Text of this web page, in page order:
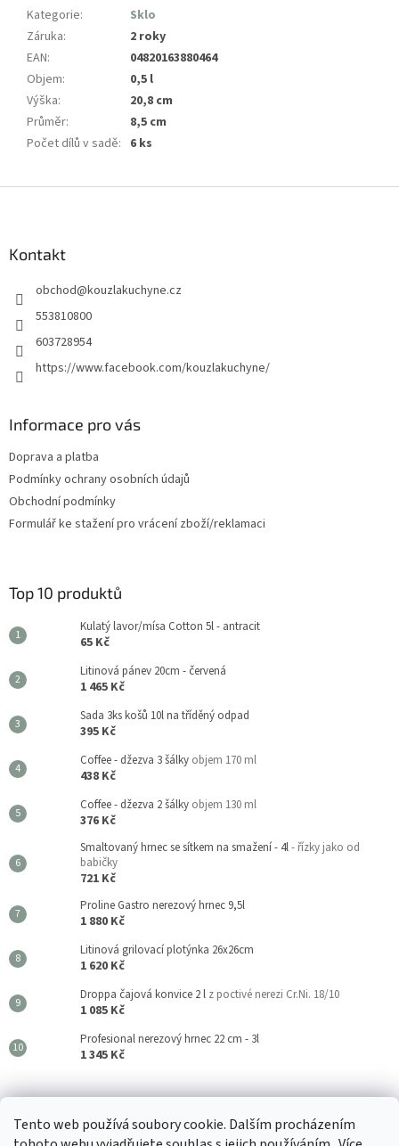
Tento web používá soubory cookie. Dalším procházením
Kategorie:
Sklo
Záruka:
2 roky
EAN:
04820163880464
Objem:
0,5 l
Výška:
20,8 cm
Průměr:
8,5 cm
Počet dílů v sadě: 6 ks
Kontakt
obchod@kouzlakuchyne.cz
553810800
603728954
https://www.facebook.com/kouzlakuchyne/
Informace pro vás
Doprava a platba
Podmínky ochrany osobních údajů
Obchodní podmínky
Formulář ke stažení pro vrácení zboží/reklamaci
Top 10 produktů
Kulatý lavor/mísa Cotton 5l - antracit
65 Kč
Litinová pánev 20cm - červená
1 465 Kč
Sada 3ks košů 10l na tříděný odpad
395 Kč
Coffee - džezva 3 šálky objem 170 ml
438 Kč
Coffee - džezva 2 šálky objem 130 ml
376 Kč
Smaltovaný hrnec se sítkem na smažení - 4l- řízky jako od
babičky
721 Kč
Proline Gastro nerezový hrnec 9,5l
1 880 Kč
Litinová grilovací plotýnka 26x26cm
1 620 Kč
Droppa čajová konvice 2 l z poctivé nerezi Cr.Ni. 18/10
1 085 Kč
Profesional nerezový hrnec 22 cm - 3l
1 345 Kč